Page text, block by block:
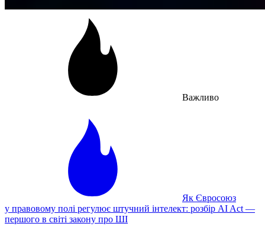
Важливо
Як Євросоюз
у правовому полі регулює штучний інтелект: розбір AI Act —
першого в світі закону про ШІ